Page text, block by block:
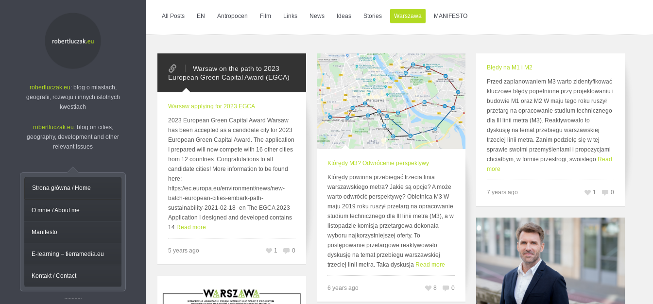
robertluczak.eu: blog o miastach,
geografii, rozwoju i innych istotnych
kwestiach
robertluczak.eu: blog on cities,
geography, development and other
relevant issues
Strona główna / Home
O mnie / About me
Manifesto
E-learning – tierramedia.eu
Kontakt / Contact
All Posts EN Antropocen Film Links News Ideas Stories Warszawa MANIFESTO
Warsaw on the path to 2023
European Green Capital Award (EGCA)
Warsaw applying for 2023 EGCA
2023 European Green Capital Award Warsaw
has been accepted as a candidate city for 2023
European Green Capital Award. The application
I prepared will now compete with 16 other cities
from 12 countries. Congratulations to all
candidate cities! More information to be found
here:
https://ec.europa.eu/environment/news/new-
batch-european-cities-embark-path-
sustainability-2021-02-18_en The EGCA 2023
Application I designed and developed contains
14 Read more
5 years ago 0
1
Którędy M3? Odwrócenie perspektywy
Którędy powinna przebiegać trzecia linia
warszawskiego metra? Jakie są opcje? A może
warto odwrócić perspektywę? Obietnica M3 W
maju 2019 roku ruszył przetarg na opracowanie
studium technicznego dla III linii metra (M3), a w
listopadzie komisja przetargowa dokonała
wyboru najkorzystniejszej oferty. To
postępowanie przetargowe reaktywowało
dyskusję na temat przebiegu warszawskiej
trzeciej linii metra. Taka dyskusja Read more
6 years ago 0
8
Błędy na M1 i M2
Przed zaplanowaniem M3 warto zidentyfikować
kluczowe błędy popełnione przy projektowaniu i
budowie M1 oraz M2 W maju tego roku ruszył
przetarg na opracowanie studium technicznego
dla III linii metra (M3). Reaktywowało to
dyskusję na temat przebiegu warszawskiej
trzeciej linii metra. Zanim podzielę się w tej
sprawie swoimi przemyśleniami i propozycjami
chciałbym, w formie przestrogi, swoistego Read
more
7 years ago 0
1